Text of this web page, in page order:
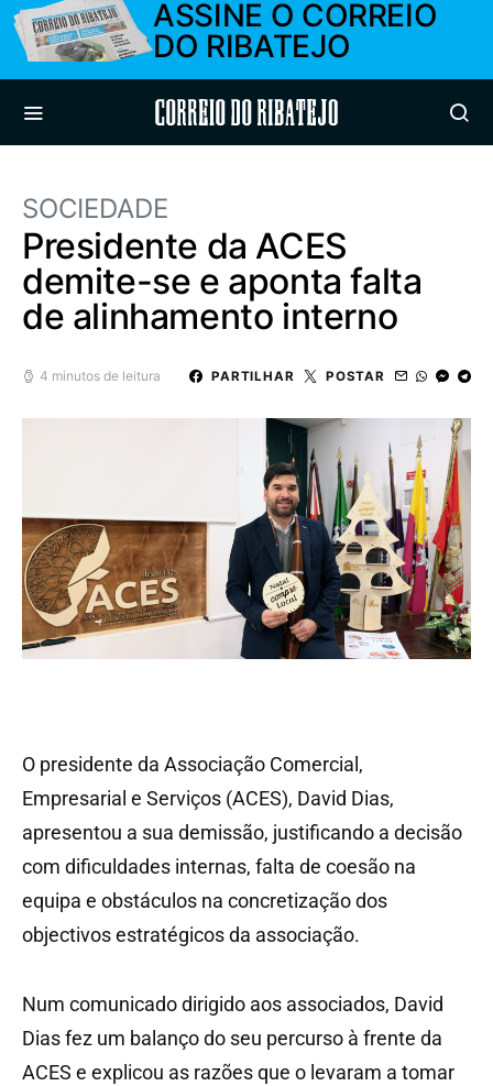
ASSINE O CORREIO
DO RIBATEJO
Correio do Ribatejo
SOCIEDADE
Presidente da ACES
demite-se e aponta falta
de alinhamento interno
4 minutos de leitura PARTILHAR POSTAR
O presidente da Associação Comercial,
Empresarial e Serviços (ACES), David Dias,
apresentou a sua demissão, justificando a decisão
com dificuldades internas, falta de coesão na
equipa e obstáculos na concretização dos
objectivos estratégicos da associação.
Num comunicado dirigido aos associados, David
Dias fez um balanço do seu percurso à frente da
ACES e explicou as razões que o levaram a tomar